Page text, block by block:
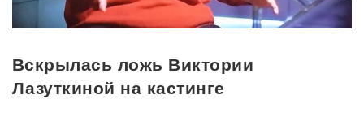
Вскрылась ложь Виктории
Лазуткиной на кастинге